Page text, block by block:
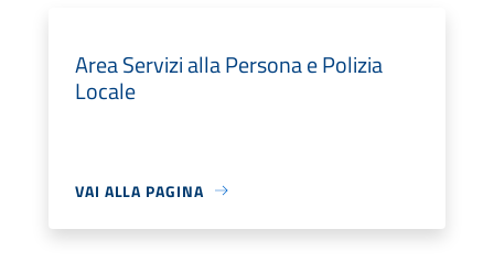
Area Servizi alla Persona e Polizia
Locale
VAI ALLA PAGINA